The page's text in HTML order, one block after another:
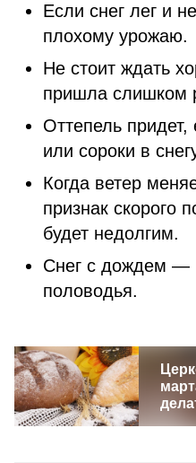
Если снег лег и
плохому урожаю.
Не стоит ждать
пришла слишком
Оттепель
или сороки в
Когда ветер
признак скорого
будет недолгим.
Снег с дождем —
половодья.